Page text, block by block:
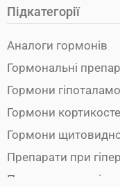
Підкатегорії
Аналоги гормонів
Гормональні
Гормони
Гормони
Гормони
Препарати при
Препарати при